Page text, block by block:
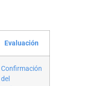
Evaluación
Confirmación
del